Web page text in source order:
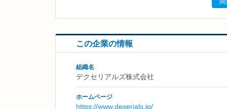
この企業の情報
組織名
デクセリアルズ株式会社
ホームページ
https://www.dexerials.jp/